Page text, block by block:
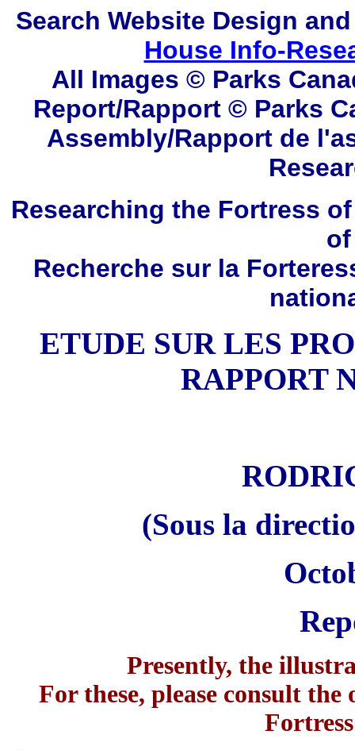
Search Website Design
House Info-
All Images © Parks
Report/Rapport © Parks
Assembly/Rapport de
Researching the Fortress
Recherche sur la
ETUDE SUR LES
RAPPORT
(Sous la
Presently, the
For these, please consult